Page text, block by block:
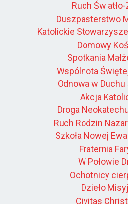
Ruch
Duszpasterstwo
Katolickie
Domowy
Spotkania
Wspólnota
Odnowa w
Akcja
Droga
Ruch Rodzin
Szkoła Nowej
Fraternia
W Połowie
Ochotnicy
Dzieło
Civitas